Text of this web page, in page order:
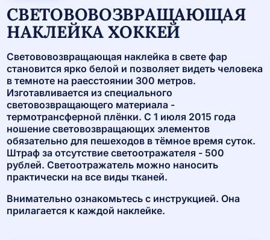
СВЕТОВОВОЗВРАЩАЮЩАЯ
НАКЛЕЙКА ХОККЕЙ
Светововозвращающая наклейка в свете фар
становится ярко белой и позволяет видеть человека
в темноте на раесстоянии 300 метров.
Изготавливается из специального
световозвращающего материала -
термотрансферной плёнки. С 1 июля 2015 года
ношение световозвращающих элементов
обязательно для пешеходов в тёмное время суток.
Штраф за отсутствие светоотражателя - 500
рублей. Светоотражатель можно наносить
практически на все виды тканей.
Внимательно ознакомьтесь с инструкцией. Она
прилагается к каждой наклейке.